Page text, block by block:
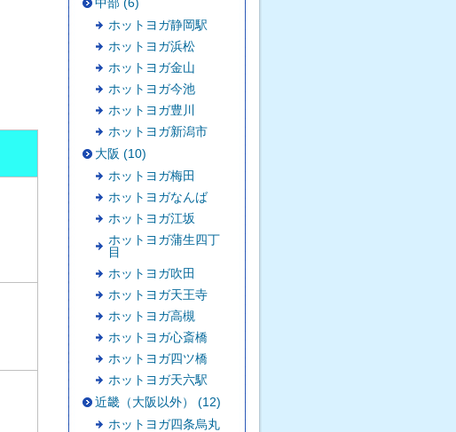
ホットヨガ静岡駅
ホットヨガ浜松
ホットヨガ金山
ホットヨガ今池
ホットヨガ豊川
ホットヨガ新潟市
大阪 (10)
ホットヨガ梅田
ホットヨガなんば
ホットヨガ江坂
ホットヨガ蒲生四丁
目
ホットヨガ吹田
ホットヨガ天王寺
ホットヨガ高槻
ホットヨガ心斎橋
ホットヨガ四ツ橋
ホットヨガ天六駅
近畿（大阪以外） (12)
ホットヨガ四条烏丸